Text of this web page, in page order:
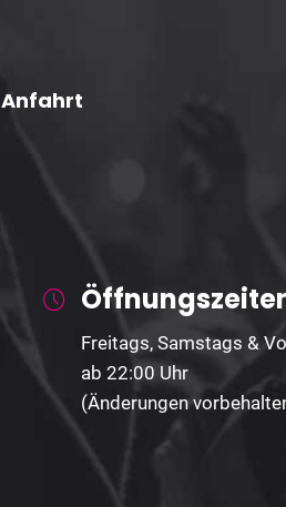
Anfahrt
Freitags, Samstags &
ab 22:00 Uhr
(Änderungen